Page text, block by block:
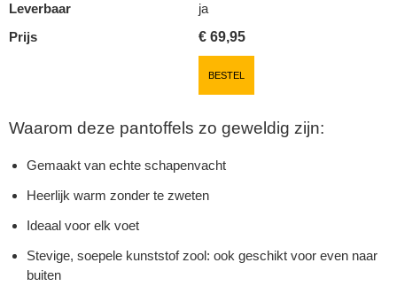
Leverbaar
ja
Prijs
€ 69,95
BESTEL
Waarom deze pantoffels zo geweldig zijn:
Gemaakt van echte schapenvacht
Heerlijk warm zonder te zweten
Ideaal voor elk voet
Stevige, soepele kunststof zool: ook geschikt voor even naar
buiten